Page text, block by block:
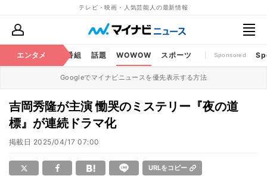
テレビ・映画・人気芸能人の最新情報
エンタメBS・CS番組 話題 WOWOW スポーツ Sponsored
Googleでマイナビニュースを優先表示する方法
吉岡秀隆が主演 慟哭のミステリー『夜の道
標』が連続ドラマ化
掲載日 2025/04/17 07:00
URLをコピー